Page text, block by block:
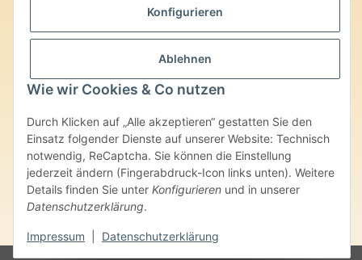
Konfigurieren
Ablehnen
Wie wir Cookies & Co nutzen
Durch Klicken auf „Alle akzeptieren“ gestatten Sie den
Einsatz folgender Dienste auf unserer Website: Technisch
notwendig, ReCaptcha. Sie können die Einstellung
jederzeit ändern (Fingerabdruck-Icon links unten). Weitere
Details finden Sie unter Konfigurieren und in unserer
Datenschutzerklärung.
Impressum Datenschutzerklärung
Heilversprechen:
Edelsteine und Mineralien werden im esoterischen Bereich
besondere Kräfte und Eigenschaften zugeordnet. Wir weisen
ausdrücklich darauf hin, dass alle gemachten Aussagen bzgl.
Produkte im Internet, Prospekten oder dem Vertragspartner
überlassenen Unterlagen bisher weder medizinisch anerkannt oder
wissenschaftlich nachweisbar sind. Die gemachten Angaben
beruhen ausschließlich auf Überlieferungen und langjähriger
Erfahrung. Unsere Produkte ersetzen nie den Besuch beim Arzt
oder Heilpraktiker und sind auch kein Medikamentenersatz. Auch
stellen unsere Angaben im ärztlichen Sinne keine Diagnose- oder
Therapieform dar.